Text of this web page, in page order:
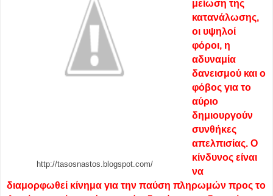
http://tasosnastos.blogspot.com/
μείωση της
κατανάλωσης,
οι υψηλοί
φόροι, η
αδυναμία
δανεισμού και ο
φόβος για το
αύριο
δημιουργούν
συνθήκες
απελπισίας. Ο
κίνδυνος είναι
να
διαμορφωθεί κίνημα για την παύση πληρωμών προς το